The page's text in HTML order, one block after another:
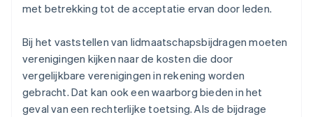
met betrekking tot de acceptatie ervan door leden.
Bij het vaststellen van lidmaatschapsbijdragen moeten
verenigingen kijken naar de kosten die door
vergelijkbare verenigingen in rekening worden
gebracht. Dat kan ook een waarborg bieden in het
geval van een rechterlijke toetsing. Als de bijdrage